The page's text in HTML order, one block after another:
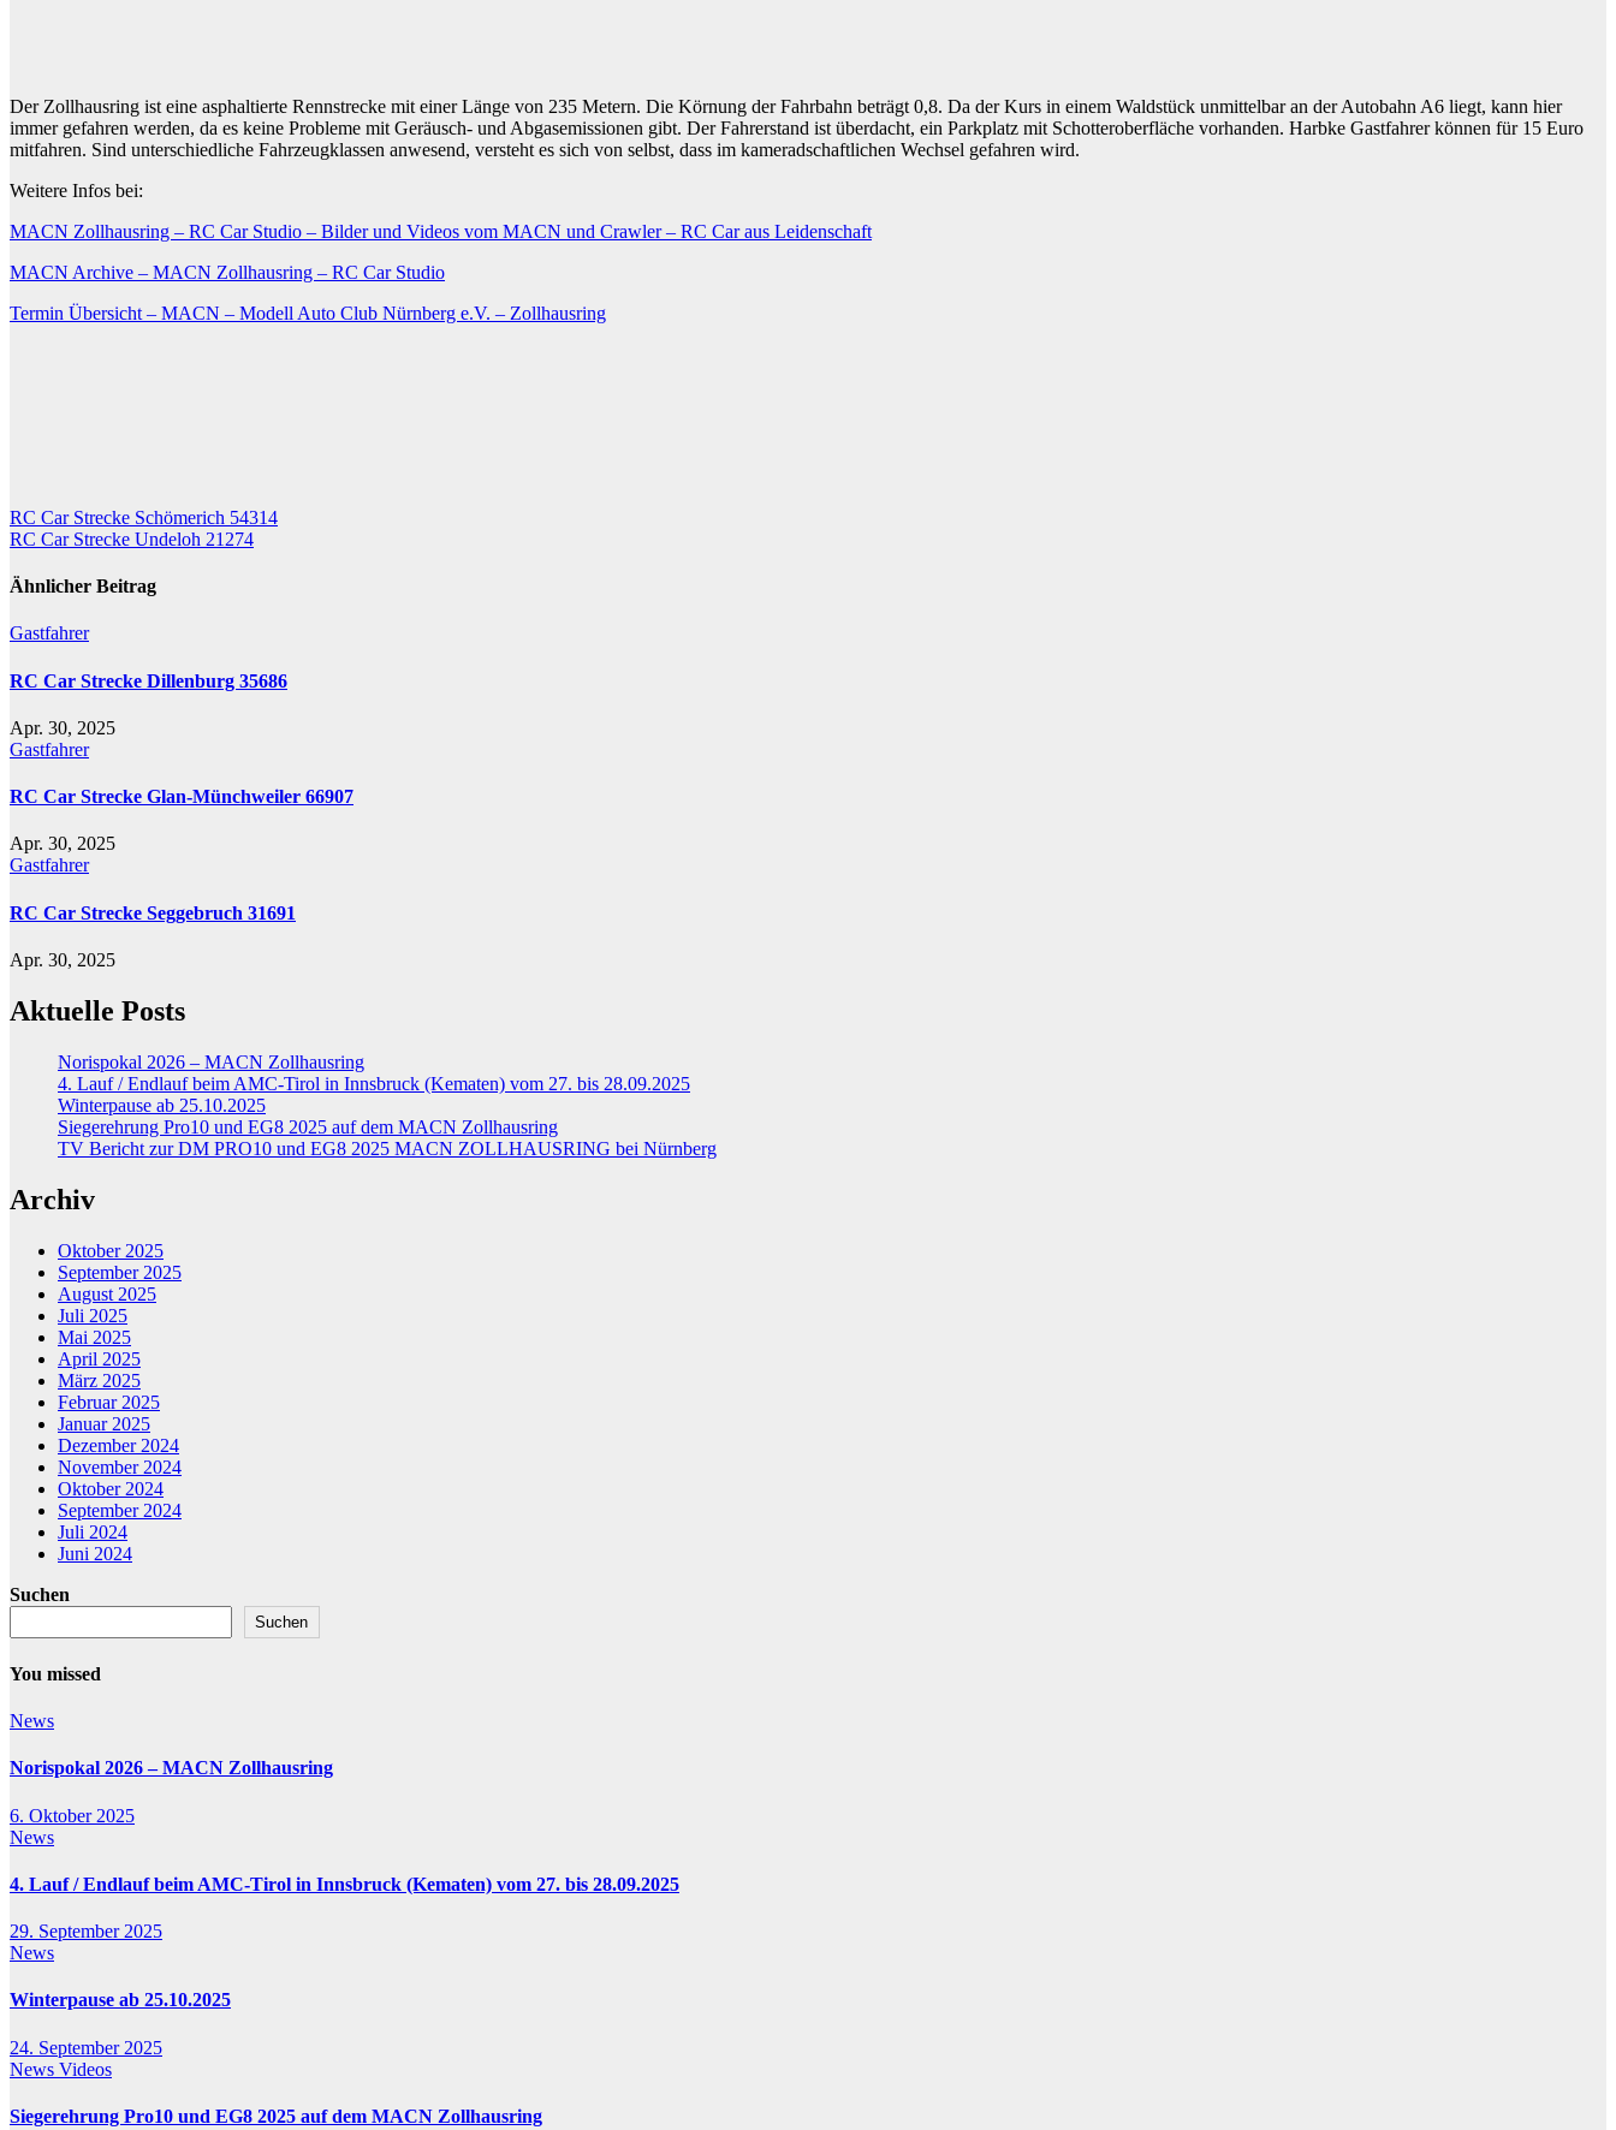
Der Zollhausring ist eine asphaltierte Rennstrecke mit einer Länge von 235 Metern. Die Körnung der Fahrbahn beträgt 0,8. Da der Kurs in einem Waldstück unmittelbar an der Autobahn A6 liegt, kann hier
immer gefahren werden, da es keine Probleme mit Geräusch- und Abgasemissionen gibt. Der Fahrerstand ist überdacht, ein Parkplatz mit Schotteroberfläche vorhanden. Harbke Gastfahrer können für 15 Euro
mitfahren. Sind unterschiedliche Fahrzeugklassen anwesend, versteht es sich von selbst, dass im kameradschaftlichen Wechsel gefahren wird.
Weitere Infos bei:
MACN Zollhausring – RC Car Studio – Bilder und Videos vom MACN und Crawler – RC Car aus Leidenschaft
MACN Archive – MACN Zollhausring – RC Car Studio
Termin Übersicht – MACN – Modell Auto Club Nürnberg e.V. – Zollhausring
Beitrags-
Navigation
RC Car Strecke Schömerich 54314
RC Car Strecke Undeloh 21274
Ähnlicher Beitrag
Gastfahrer
RC Car Strecke Dillenburg 35686
Apr. 30, 2025
Gastfahrer
RC Car Strecke Glan-Münchweiler 66907
Apr. 30, 2025
Gastfahrer
RC Car Strecke Seggebruch 31691
Apr. 30, 2025
Aktuelle Posts
Norispokal 2026 – MACN Zollhausring
4. Lauf / Endlauf beim AMC-Tirol in Innsbruck (Kematen) vom 27. bis 28.09.2025
Winterpause ab 25.10.2025
Siegerehrung Pro10 und EG8 2025 auf dem MACN Zollhausring
TV Bericht zur DM PRO10 und EG8 2025 MACN ZOLLHAUSRING bei Nürnberg
Archiv
Oktober 2025
September 2025
August 2025
Juli 2025
Mai 2025
April 2025
März 2025
Februar 2025
Januar 2025
Dezember 2024
November 2024
Oktober 2024
September 2024
Juli 2024
Juni 2024
Suchen
Suchen
You missed
News
Norispokal 2026 – MACN Zollhausring
6. Oktober 2025
News
4. Lauf / Endlauf beim AMC-Tirol in Innsbruck (Kematen) vom 27. bis 28.09.2025
29. September 2025
News
Winterpause ab 25.10.2025
24. September 2025
News Videos
Siegerehrung Pro10 und EG8 2025 auf dem MACN Zollhausring